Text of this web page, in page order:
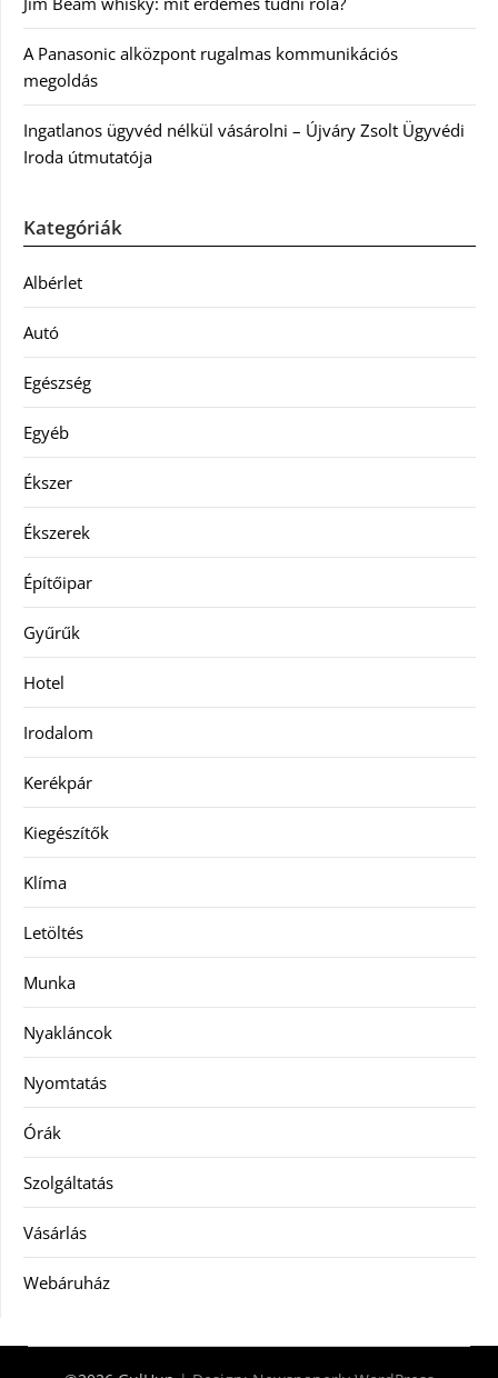
A Panasonic alközpont rugalmas kommunikációs
megoldás
Ingatlanos ügyvéd nélkül vásárolni – Újváry Zsolt Ügyvédi
Iroda útmutatója
Kategóriák
Albérlet
Autó
Egészség
Egyéb
Ékszer
Ékszerek
Építőipar
Gyűrűk
Hotel
Irodalom
Kerékpár
Kiegészítők
Klíma
Letöltés
Munka
Nyakláncok
Nyomtatás
Órák
Szolgáltatás
Vásárlás
Webáruház